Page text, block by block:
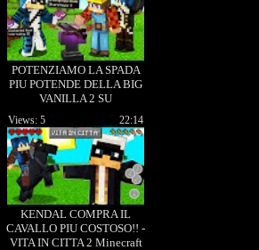
POTENZIAMO LA SPADA
PIU POTENDE DELLA BIG
VANILLA 2 SU
MINECRAFT!
KENDAL COMPRA IL
CAVALLO PIU COSTOSO!! -
VITA IN CITTA 2 Minecraft
22:14
Views: 5